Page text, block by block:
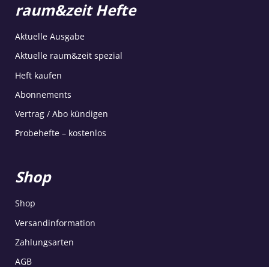
raum&zeit Hefte
Aktuelle Ausgabe
Aktuelle raum&zeit spezial
Heft kaufen
Abonnements
Vertrag / Abo kündigen
Probehefte – kostenlos
Shop
Shop
Versandinformation
Zahlungsarten
AGB